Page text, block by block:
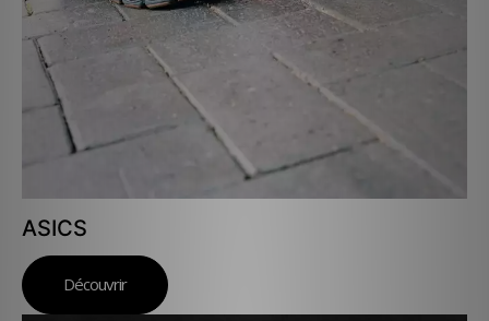
ASICS
Découvrir